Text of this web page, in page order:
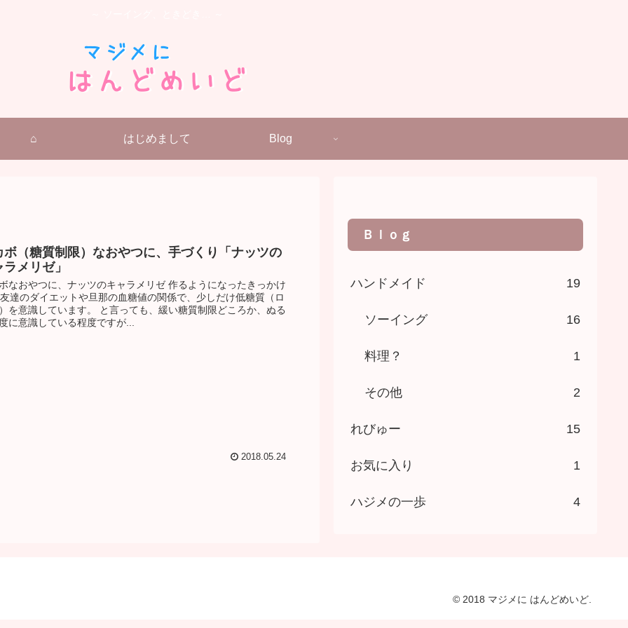
⌂ はじめまして Blog
ボ（糖質制限）なおやつに、手づくり「ナッツの
メリゼ」
なおやつに、ナッツのキャラメリゼ 作るようになったきっかけ
達のダイエットや旦那の血糖値の関係で、少しだけ低糖質（ロ
を意識しています。 と言っても、緩い糖質制限どころか、ぬる
に意識している程度ですが...
2018.05.24
Ｂｌｏｇ
ハンドメイド 19
ソーイング 16
料理？ 1
その他 2
れびゅー 15
お気に入り 1
ハジメの一歩 4
© 2018 マジメに はんどめいど.